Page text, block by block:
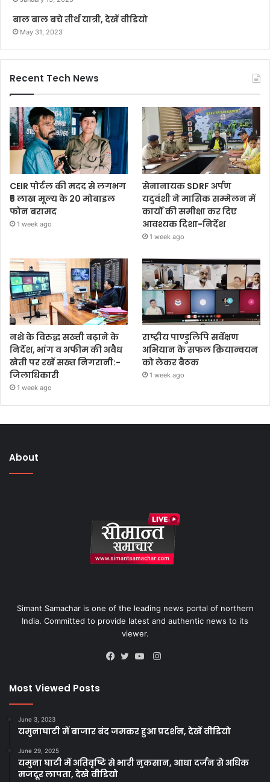
बाल बाल बचे तीर्थ यात्री, देखें वीडियो
May 31, 2023
Recent Tech News
CEIR पोर्टल की मदद से लगभग
₹5 लाख मूल्य के 20 मोबाइल
फोन बरामद
1 week ago
सेनानायक SDRF अर्पण
यदुवंशी ने मासिक सम्मेलन में
कार्यों की समीक्षा कर दिए
आवश्यक दिशा-निर्देश
1 week ago
नशे के विरुद्ध सख्ती बढ़ाने के
निर्देश, भांग व अफीम की अवैध
खेती पर रखें सख्त निगरानी:-
जिलाधिकारी
1 week ago
राष्ट्रीय पाण्डुलिपि सर्वेक्षण
अभियान के सफल क्रियान्वयन
को लेकर बैठक
1 week ago
About
Simant Samachar is one of the leading news portal of northern
India. Committed to provide latest and authentic news to its
viewer.
Instagram
Most Viewed Posts
June 3, 2023
यमुनाघाटी में बाजार बंद जमकर हुआ प्रदर्शन, देखें वीडियो
June 29, 2025
यमुना घाटी में अतिवृष्टि से भारी नुकसान, आधा दर्जन से अधिक
मजदूर लापता, देखे वीडियो